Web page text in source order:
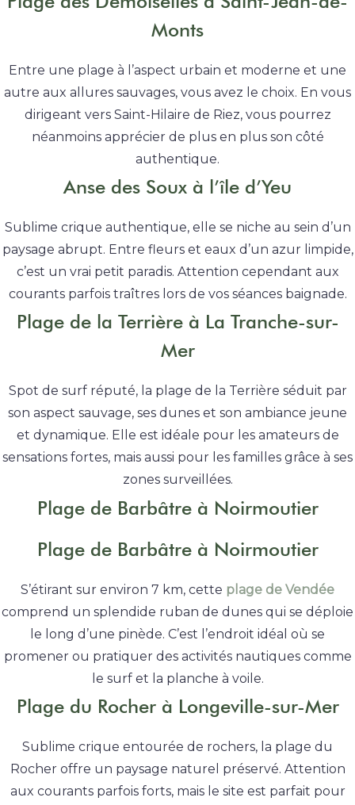
Monts
Entre une plage à l’aspect urbain et moderne et une
autre aux allures sauvages, vous avez le choix. En vous
dirigeant vers Saint-Hilaire de Riez, vous pourrez
néanmoins apprécier de plus en plus son côté
authentique.
Anse des Soux à l’île d’Yeu
Sublime crique authentique, elle se niche au sein d’un
paysage abrupt. Entre fleurs et eaux d’un azur limpide,
c’est un vrai petit paradis. Attention cependant aux
courants parfois traîtres lors de vos séances baignade.
Plage de la Terrière à La Tranche-sur-
Mer
Spot de surf réputé, la plage de la Terrière séduit par
son aspect sauvage, ses dunes et son ambiance jeune
et dynamique. Elle est idéale pour les amateurs de
sensations fortes, mais aussi pour les familles grâce à ses
zones surveillées.
Plage de Barbâtre à Noirmoutier
Plage de Barbâtre à Noirmoutier
S’étirant sur environ 7 km, cette plage de Vendée
comprend un splendide ruban de dunes qui se déploie
le long d’une pinède. C’est l’endroit idéal où se
promener ou pratiquer des activités nautiques comme
le surf et la planche à voile.
Plage du Rocher à Longeville-sur-Mer
Sublime crique entourée de rochers, la plage du
Rocher offre un paysage naturel préservé. Attention
aux courants parfois forts, mais le site est parfait pour